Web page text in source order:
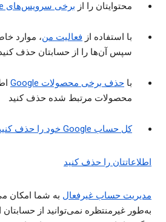
محتوایتان را از برخی سرویس‌های Google
با استفاده از فعالیت من، موارد
سپس آن‌ها را از حسابتان حذف
با حذف برخی محصولات Google
محصولات مرتبط شده حذف کنید
کل حساب Google خود را حذف کنید
اطلاعاتتان را حذف کنید
مدیریت حساب غیرفعال به شما امکان
به‌طور غیرمنتظره نمی‌توانید از حسابتان